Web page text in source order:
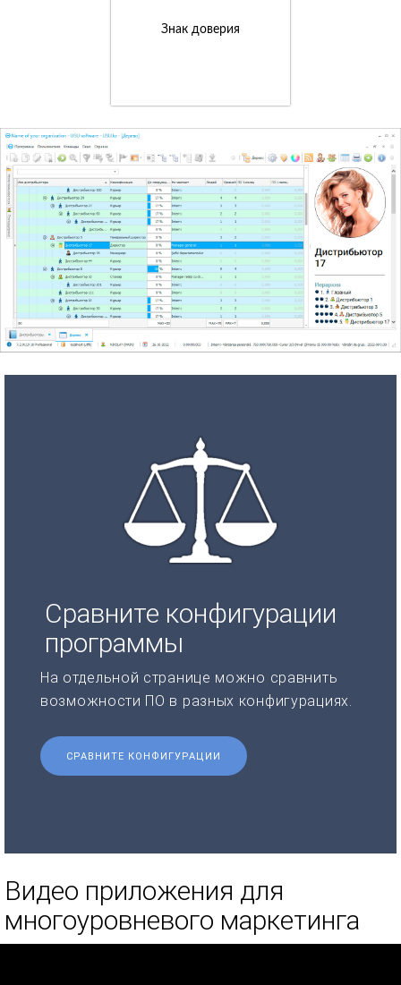
Знак доверия
Сравните конфигурации
программы
На отдельной странице можно сравнить
возможности ПО в разных конфигурациях.
СРАВНИТЕ КОНФИГУРАЦИИ
Видео приложения для
многоуровневого маркетинга